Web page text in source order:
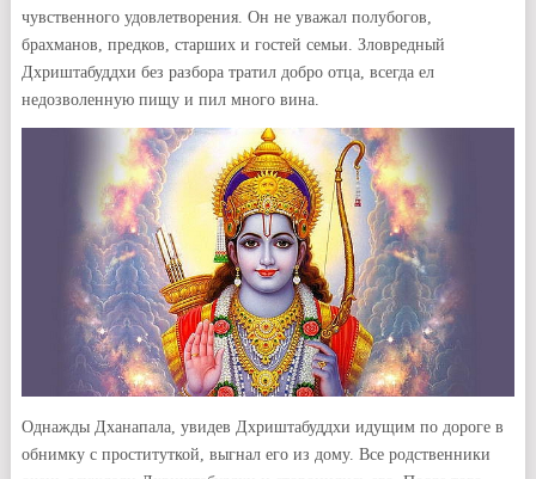
чувственного удовлетворения. Он не уважал полубогов,
брахманов, предков, старших и гостей семьи. Зловредный
Дхриштабуддхи без разбора тратил добро отца, всегда ел
недозволенную пищу и пил много вина.
Однажды Дханапала, увидев Дхриштабуддхи идущим по дороге в
обнимку с проституткой, выгнал его из дому. Все родственники